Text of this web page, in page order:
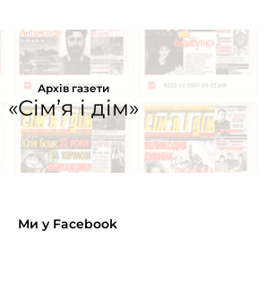
Архів газети
«Сім’я і дім»
Ми у Facebook